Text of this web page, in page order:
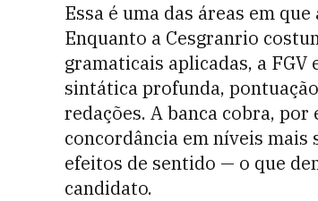
Essa é uma das áreas em
Enquanto a Cesgranrio
gramaticais aplicadas, a FGV
sintática profunda,
redações. A banca cobra, por
concordância em níveis
efeitos de sentido — o que
candidato.